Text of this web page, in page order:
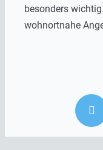
besonders
wohnortnahe